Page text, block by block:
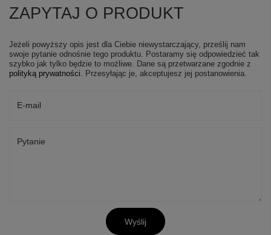
ZAPYTAJ O PRODUKT
Jeżeli powyższy opis jest dla Ciebie niewystarczający, prześlij nam
swoje pytanie odnośnie tego produktu. Postaramy się odpowiedzieć tak
szybko jak tylko będzie to możliwe. Dane są przetwarzane zgodnie z
polityką prywatności. Przesyłając je, akceptujesz jej postanowienia.
E-mail
Pytanie
Wyślij